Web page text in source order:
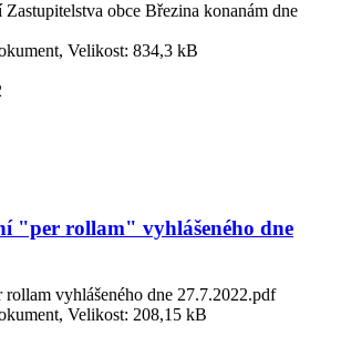
Zastupitelstva obce Březina konanám dne
Velikost: 834,3 kB
"per rollam" vyhlášeného dne
rollam vyhlášeného dne 27.7.2022.pdf
Velikost: 208,15 kB